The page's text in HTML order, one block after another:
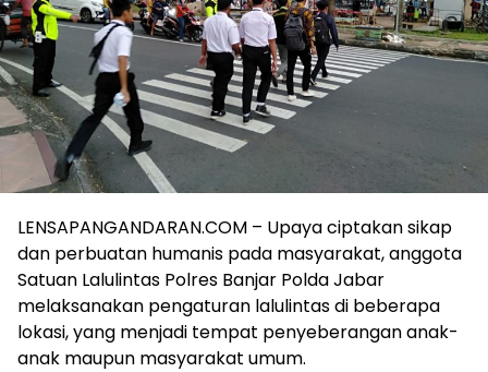
LENSAPANGANDARAN.COM – Upaya ciptakan sikap
dan perbuatan humanis pada masyarakat, anggota
Satuan Lalulintas Polres Banjar Polda Jabar
melaksanakan pengaturan lalulintas di beberapa
lokasi, yang menjadi tempat penyeberangan anak-
anak maupun masyarakat umum.